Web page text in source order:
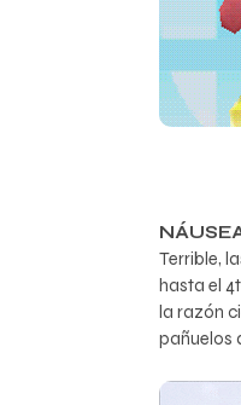
Terrible,
hasta el
la razón
pañuelos